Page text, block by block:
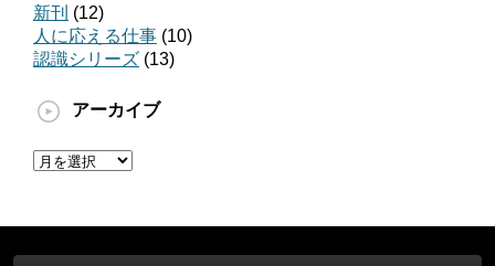
新刊 (12)
人に応える仕事 (10)
認識シリーズ (13)
アーカイブ
ア
イ
ブ